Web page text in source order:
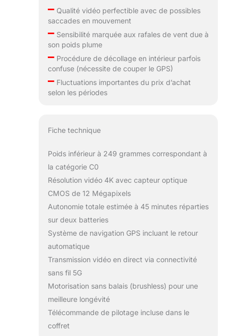
–Qualité vidéo perfectible avec de possibles
saccades en mouvement
–Sensibilité marquée aux rafales de vent due à
son poids plume
–Procédure de décollage en intérieur parfois
confuse (nécessite de couper le GPS)
–Fluctuations importantes du prix d’achat
selon les périodes
Fiche technique
Poids inférieur à 249 grammes correspondant à
la catégorie C0
Résolution vidéo 4K avec capteur optique
CMOS de 12 Mégapixels
Autonomie totale estimée à 45 minutes réparties
sur deux batteries
Système de navigation GPS incluant le retour
automatique
Transmission vidéo en direct via connectivité
sans fil 5G
Motorisation sans balais (brushless) pour une
meilleure longévité
Télécommande de pilotage incluse dans le
coffret